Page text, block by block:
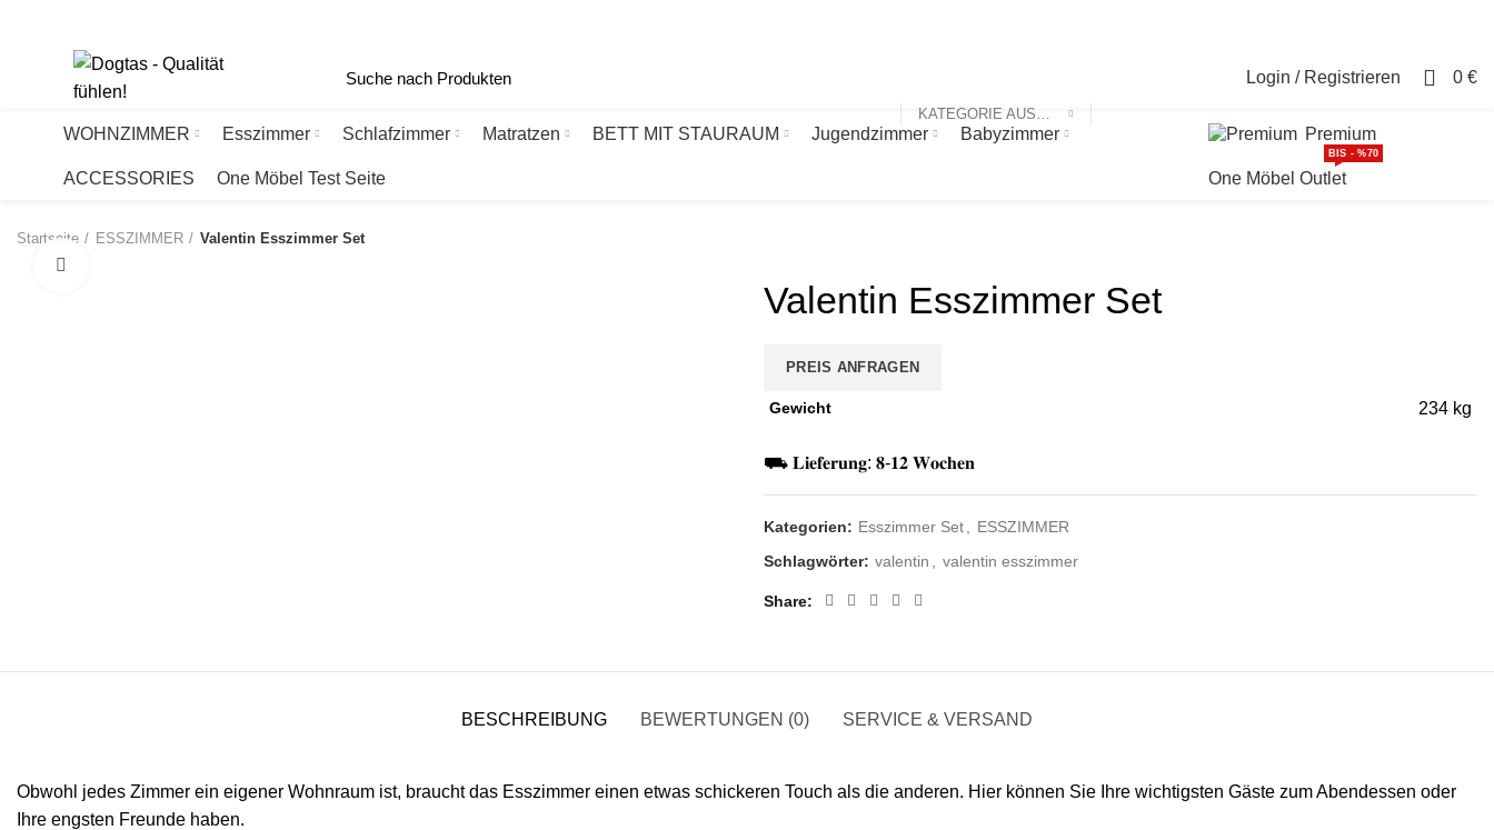
KATEGORIE AUSWÄHLEN
Login / Registrieren 0 €
WOHNZIMMER Esszimmer Schlafzimmer Matratzen BETT MIT STAURAUM Jugendzimmer Babyzimmer
ACCESSORIES One Möbel Test Seite
Premium
One Möbel Outlet
BIS - %70
Startseite ESSZIMMER
Valentin Esszimmer Set
Valentin Esszimmer Set
PREIS ANFRAGEN
Gewicht 234 kg
⛟ 𝐋𝐢𝐞𝐟𝐞𝐫𝐮𝐧𝐠: 𝟖-𝟏𝟐 𝐖𝐨𝐜𝐡𝐞𝐧
Kategorien: Esszimmer Set
ESSZIMMER
Schlagwörter: valentin valentin esszimmer
Share
BESCHREIBUNG BEWERTUNGEN (0) SERVICE & VERSAND
Obwohl jedes Zimmer ein eigener Wohnraum ist, braucht das Esszimmer einen etwas schickeren Touch als die anderen. Hier können Sie Ihre wichtigsten Gäste zum Abendessen oder
Ihre engsten Freunde haben.